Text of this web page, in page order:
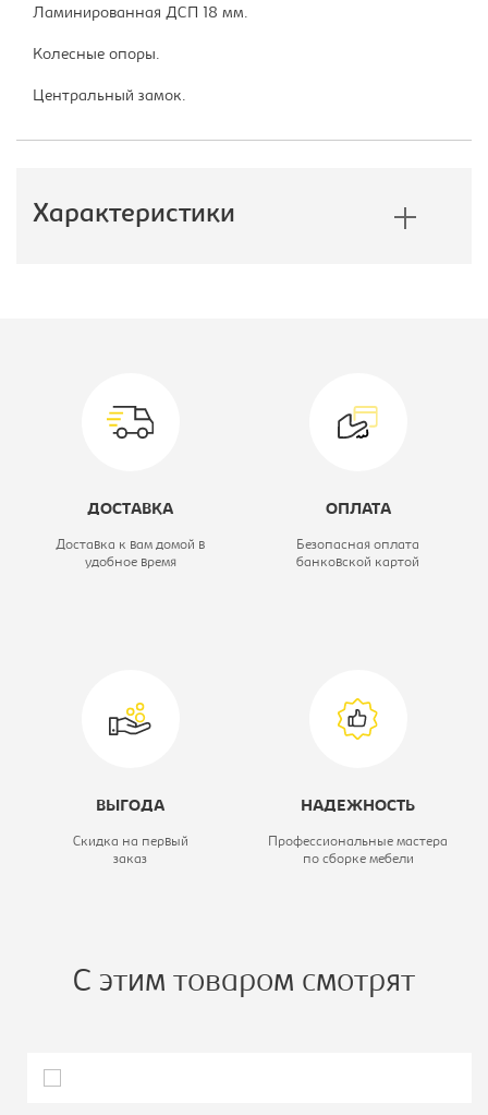
Ламинированная ДСП 18 мм.
Колесные опоры.
Центральный замок.
Характеристики
МЛ-3.0
Глубина, мм:
ДОСТАВКА
Доставка к вам домой в
удобное время
ОПЛАТА
Безопасная оплата
банковской картой
ВЫГОДА
Скидка на первый
заказ
НАДЕЖНОСТЬ
Профессиональные мастера
по сборке мебели
С этим товаром смотрят